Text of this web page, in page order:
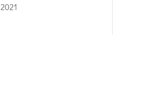
2021